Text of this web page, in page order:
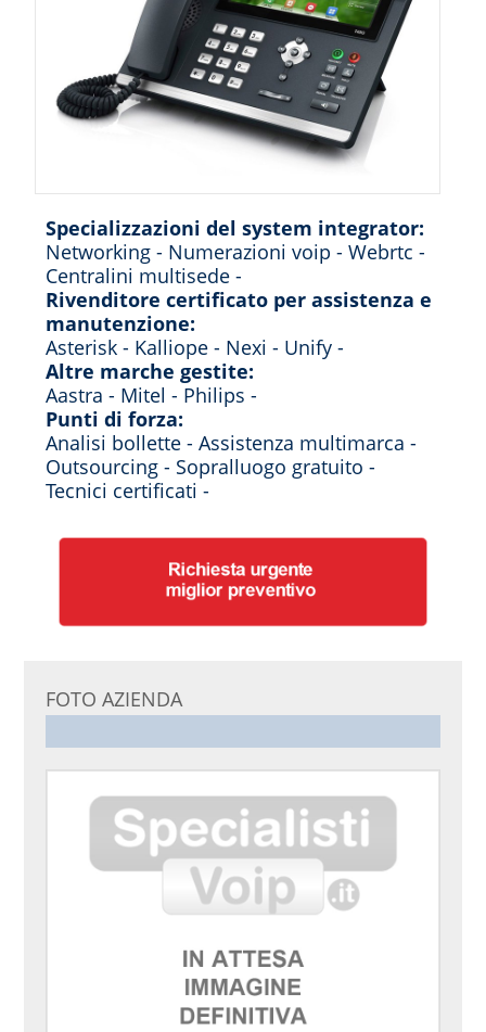
Specializzazioni del system integrator:
Networking - Numerazioni voip - Webrtc -
Centralini multisede -
Rivenditore certificato per assistenza e
manutenzione:
Asterisk - Kalliope - Nexi - Unify -
Altre marche gestite:
Aastra - Mitel - Philips -
Punti di forza:
Analisi bollette - Assistenza multimarca -
Outsourcing - Sopralluogo gratuito -
Tecnici certificati -
FOTO AZIENDA